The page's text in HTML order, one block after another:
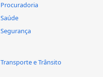
Procuradoria
Saúde
Segurança
Transporte e Trânsito